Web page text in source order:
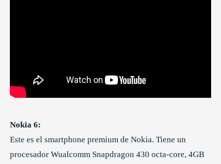
Nokia 6:
Este es el smartphone premium de Nokia. Tiene un
procesador Wualcomm Snapdragon 430 octa-core, 4GB